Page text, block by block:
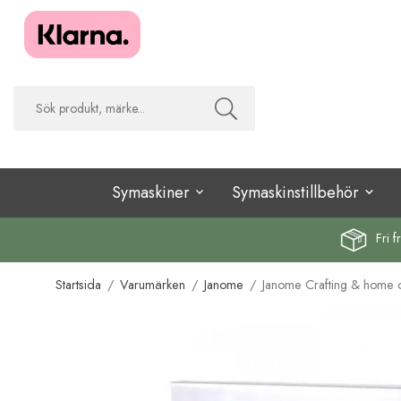
Symaskiner Symaskinstillbehör
Fri
Startsida / Varumärken / Janome / Janome Crafting & home